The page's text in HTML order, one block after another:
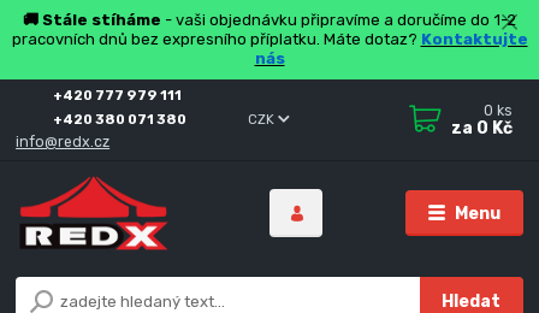
🚚 Stále stíháme - vaši objednávku připravíme a doručíme do 1-2
pracovních dnů bez expresního příplatku. Máte dotaz? Kontaktujte
nás
Menu
CZK
Hledat
+420 777 979 111
+420 380 071 380
info@redx.cz
0 ks
za 0 Kč